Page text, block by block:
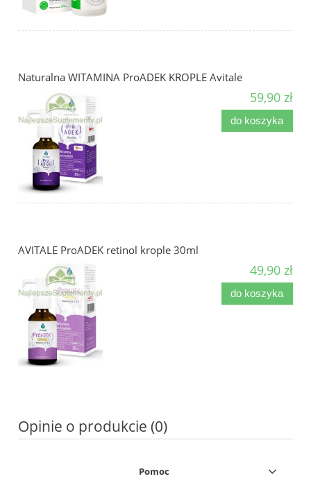
Naturalna WITAMINA ProADEK KROPLE Avitale
59,90 zł
do koszyka
AVITALE ProADEK retinol krople 30ml
49,90 zł
do koszyka
Opinie o produkcie (0)
Pomoc